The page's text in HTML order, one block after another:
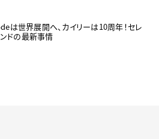
は世界展開へ、カイリーは10周年！セレ
ドの最新事情